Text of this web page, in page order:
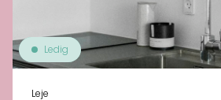
Ledig
Leje